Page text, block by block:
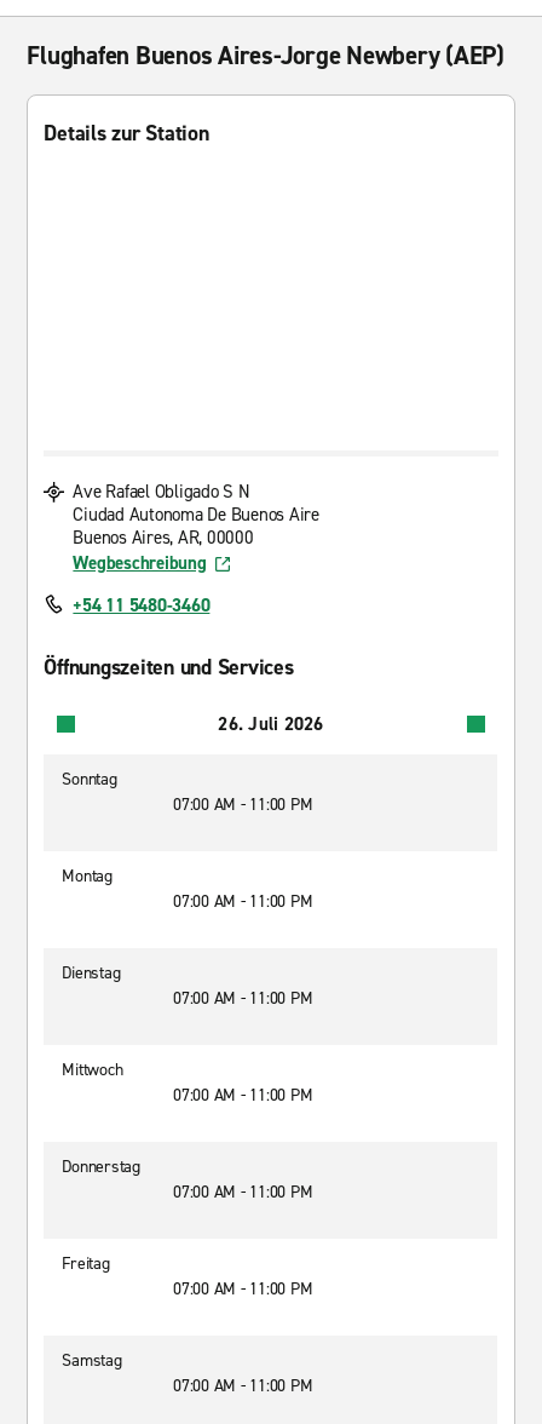
Flughafen Buenos Aires-Jorge Newbery (AEP)
Details zur Station
Ave Rafael Obligado S N
Ciudad Autonoma De Buenos Aire
Buenos Aires, AR, 00000
Wegbeschreibung
+54 11 5480-3460
Öffnungszeiten und Services
26. Juli 2026
Sonntag
07:00 AM - 11:00 PM
Montag
07:00 AM - 11:00 PM
Dienstag
07:00 AM - 11:00 PM
Mittwoch
07:00 AM - 11:00 PM
Donnerstag
07:00 AM - 11:00 PM
Freitag
07:00 AM - 11:00 PM
Samstag
07:00 AM - 11:00 PM